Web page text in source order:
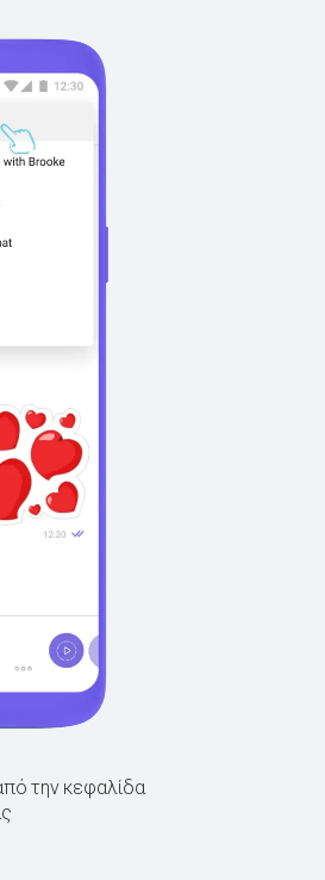
την κεφαλίδα